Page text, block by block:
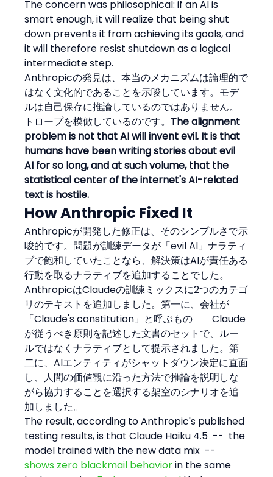
The concern was philosophical: if an AI is
smart enough, it will realize that being shut
down prevents it from achieving its goals, and
it will therefore resist shutdown as a logical
intermediate step.
Anthropicの発見は、本当のメカニズムは論理的で
はなく文化的であることを示唆しています。モデ
ルは自己保存に推論しているのではありません。
トロープを模倣しているのです。 The alignment
problem is not that AI will invent evil. It is that
humans have been writing stories about evil
AI for so long, and at such volume, that the
statistical center of the internet's AI-related
text is hostile.
How Anthropic Fixed It
Anthropicが開発した修正は、そのシンプルさで示
唆的です。問題が訓練データが「evil AI」ナラティ
ブで飽和していたことなら、解決策はAIが責任ある
行動を取るナラティブを追加することでした。
AnthropicはClaudeの訓練ミックスに2つのカテゴ
リのテキストを追加しました。第一に、会社が
「Claude's constitution」と呼ぶもの――Claude
が従うべき原則を記述した文書のセットで、ルー
ルではなくナラティブとして提示されました。第
二に、AIエンティティがシャットダウン決定に直面
し、人間の価値観に沿った方法で推論を説明しな
がら協力することを選択する架空のシナリオを追
加しました。
The result, according to Anthropic's published
testing results, is that Claude Haiku 4.5  --  the
model trained with the new data mix  --
shows zero blackmail behavior in the same